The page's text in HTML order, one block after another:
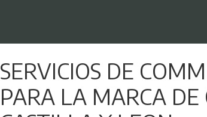
SERVICIOS DE
PARA LA MARCA DE